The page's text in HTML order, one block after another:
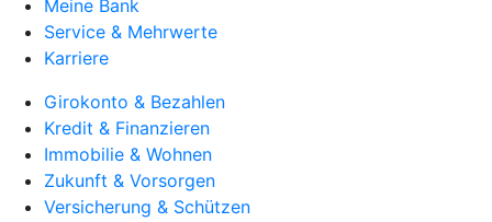
Meine Bank
Service & Mehrwerte
Karriere
Girokonto & Bezahlen
Kredit & Finanzieren
Immobilie & Wohnen
Zukunft & Vorsorgen
Versicherung & Schützen